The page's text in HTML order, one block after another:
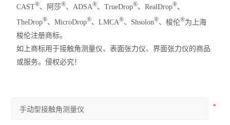
CAST®、阿莎®、ADSA®、TrueDrop®、RealDrop®、
TheDrop®、MicroDrop®、LMCA®、Shsolon®、梭伦®为上海
梭伦注册商标。
如上商标用于接触角测量仪、表面张力仪、界面张力仪的商品
或服务。侵权必究！